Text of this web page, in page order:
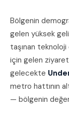
Bölgenin
gelen yüksek
taşınan teknoloji
için gelen
gelecekte
metro hattının
— bölgenin